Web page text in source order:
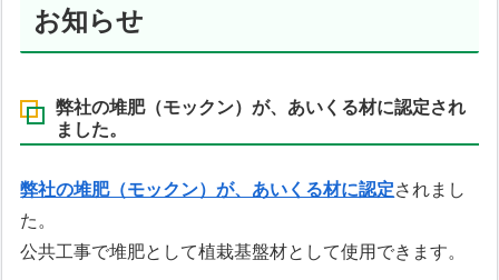
お知らせ
弊社の堆肥（モックン）が、あいくる材に認定され
ました。
弊社の堆肥（モックン）が、あいくる材に認定されまし
た。
公共工事で堆肥として植栽基盤材として使用できます。